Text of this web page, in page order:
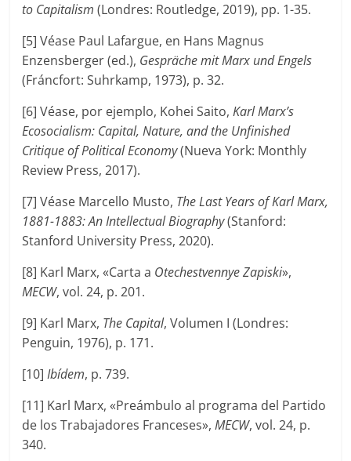
to Capitalism (Londres: Routledge, 2019), pp. 1-35.
[5] Véase Paul Lafargue, en Hans Magnus
Enzensberger (ed.), Gespräche mit Marx und Engels
(Fráncfort: Suhrkamp, 1973), p. 32.
[6] Véase, por ejemplo, Kohei Saito,Karl Marx’s
Ecosocialism: Capital, Nature, and the Unfinished
Critique of Political Economy(Nueva York: Monthly
Review Press, 2017).
[7] Véase Marcello Musto, The Last Years of Karl Marx,
1881-1883: An Intellectual Biography(Stanford:
Stanford University Press, 2020).
[8] Karl Marx, «Carta a Otechestvennye Zapiski»,
MECW, vol. 24, p. 201.
[9] Karl Marx, The Capital, Volumen I (Londres:
Penguin, 1976), p. 171.
[10]Ibídem, p. 739.
[11] Karl Marx, «Preámbulo al programa del Partido
de los Trabajadores Franceses»,MECW, vol. 24, p.
340.